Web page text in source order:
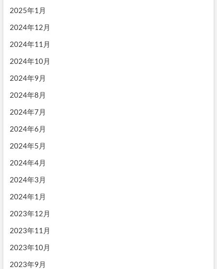
2025年1月
2024年12月
2024年11月
2024年10月
2024年9月
2024年8月
2024年7月
2024年6月
2024年5月
2024年4月
2024年3月
2024年1月
2023年12月
2023年11月
2023年10月
2023年9月